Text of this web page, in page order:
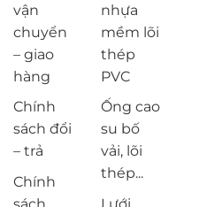
vận
chuyển
– giao
hàng
Chính
sách đổi
– trả
Chính
nhựa
mềm lõi
thép
PVC
Ống cao
su bố
vải, lõi
thép...